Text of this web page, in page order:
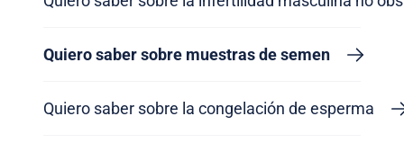
Quiero saber sobre muestras de semen
Quiero saber sobre la congelación de esperma